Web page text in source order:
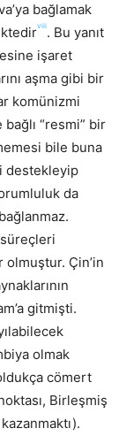
bağlamak
viii. Bu yanıt
işaret
aşma gibi bir
komünizmi
“resmi” bir
bile buna
destekleyip
da
olmuştur. Çin’in
gitmişti.
olmak
cömert
Birleşmiş